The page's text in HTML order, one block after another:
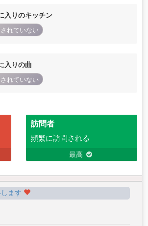
入りのキッチン
れていない
入りの曲
れていない
訪問者
頻繁に訪問される
最高
ます